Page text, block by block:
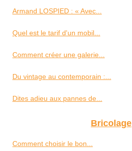
Armand LOSPIED : « Avec...
Quel est le tarif d'un mobil...
Comment créer une galerie...
Du vintage au contemporain :...
Dites adieu aux pannes de...
Bricolage
Comment choisir le bon...